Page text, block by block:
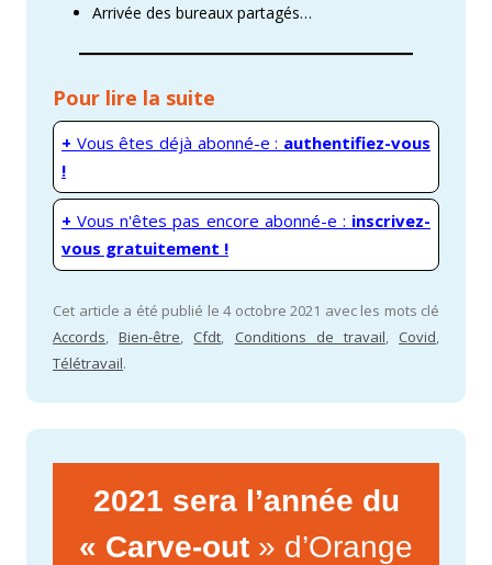
Arrivée des bureaux partagés…
Pour lire la suite
+ Vous êtes déjà abonné-e : authentifiez-vous
!
+ Vous n'êtes pas encore abonné-e : inscrivez-
vous gratuitement !
Cet article a été publié le 4 octobre 2021 avec les mots clé
Accords,Bien-être, Cfdt, Conditions de travail, Covid,
Télétravail.
2021 sera l’année du
« Carve-out » d’Orange